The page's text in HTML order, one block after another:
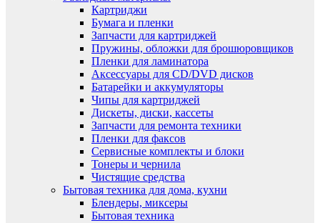
Картриджи
Бумага и пленки
Запчасти для картриджей
Пружины, обложки для брошюровщиков
Пленки для ламинатора
Аксессуары для CD/DVD дисков
Батарейки и аккумуляторы
Чипы для картриджей
Дискеты, диски, кассеты
Запчасти для ремонта техники
Пленки для факсов
Сервисные комплекты и блоки
Тонеры и чернила
Чистящие средства
Бытовая техника для дома, кухни
Блендеры, миксеры
Бытовая техника